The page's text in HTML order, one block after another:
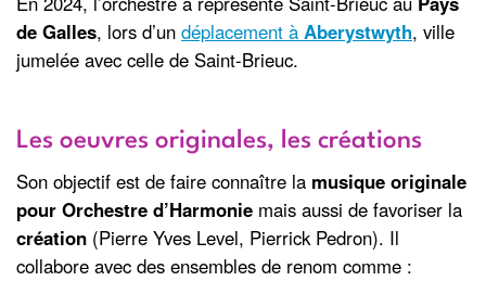
de Galles, lors d’un déplacement à Aberystwyth, ville
jumelée avec celle de Saint-Brieuc.
Les oeuvres originales, les créations
Son objectif est de faire connaître la musique originale
pour Orchestre d’Harmonie mais aussi de favoriser la
création (Pierre Yves Level, Pierrick Pedron). Il
collabore avec des ensembles de renom comme :